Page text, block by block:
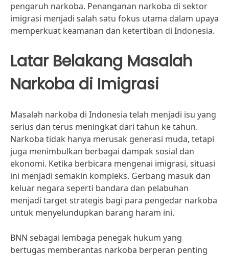
pengaruh narkoba. Penanganan narkoba di sektor
imigrasi menjadi salah satu fokus utama dalam upaya
memperkuat keamanan dan ketertiban di Indonesia.
Latar Belakang Masalah
Narkoba di Imigrasi
Masalah narkoba di Indonesia telah menjadi isu yang
serius dan terus meningkat dari tahun ke tahun.
Narkoba tidak hanya merusak generasi muda, tetapi
juga menimbulkan berbagai dampak sosial dan
ekonomi. Ketika berbicara mengenai imigrasi, situasi
ini menjadi semakin kompleks. Gerbang masuk dan
keluar negara seperti bandara dan pelabuhan
menjadi target strategis bagi para pengedar narkoba
untuk menyelundupkan barang haram ini.
BNN sebagai lembaga penegak hukum yang
bertugas memberantas narkoba berperan penting